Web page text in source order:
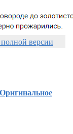
версии
Оригинальное